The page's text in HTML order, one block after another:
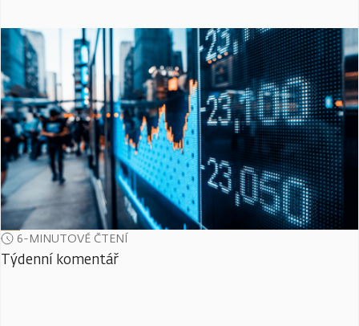
6-MINUTOVÉ ČTENÍ
Týdenní komentář